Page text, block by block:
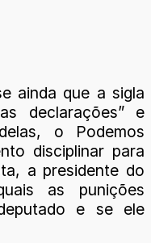
ainda que a sigla
declarações” e
o Podemos
disciplinar para
a presidente do
as punições
e se ele